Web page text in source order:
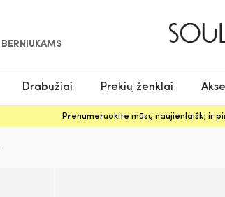
BERNIUKAMS
Drabužiai Prekių ženklai
Prenumeruokite mūsų naujienlaiškį ir